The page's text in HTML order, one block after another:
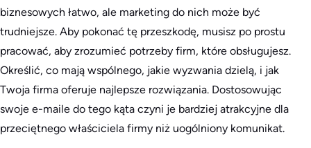
biznesowych łatwo, ale marketing do nich może być
trudniejsze. Aby pokonać tę przeszkodę, musisz po prostu
pracować, aby zrozumieć potrzeby firm, które obsługujesz.
Określić, co mają wspólnego, jakie wyzwania dzielą, i jak
Twoja firma oferuje najlepsze rozwiązania. Dostosowując
swoje e-maile do tego kąta czyni je bardziej atrakcyjne dla
przeciętnego właściciela firmy niż uogólniony komunikat.